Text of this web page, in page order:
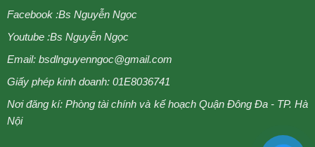
Facebook :Bs Nguyễn Ngọc
Youtube :Bs Nguyễn Ngọc
Email: bsdlnguyenngoc@gmail.com
Giấy phép kinh doanh: 01E8036741
Nơi đăng kí: Phòng tài chính và kế hoạch Quận Đông Đa - TP. Hà
Nội